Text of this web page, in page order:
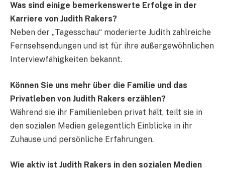
Was sind einige bemerkenswerte Erfolge in der
Karriere von Judith Rakers?
Neben der „Tagesschau“ moderierte Judith zahlreiche
Fernsehsendungen und ist für ihre außergewöhnlichen
Interviewfähigkeiten bekannt.
Können Sie uns mehr über die Familie und das
Privatleben von Judith Rakers erzählen?
Während sie ihr Familienleben privat hält, teilt sie in
den sozialen Medien gelegentlich Einblicke in ihr
Zuhause und persönliche Erfahrungen.
Wie aktiv ist Judith Rakers in den sozialen Medien